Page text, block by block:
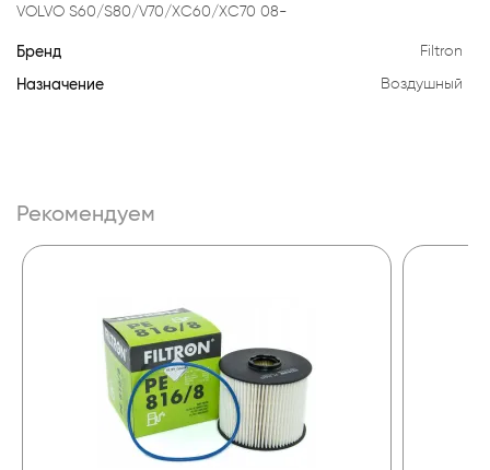
VOLVO S60/S80/V70/XC60/XC70 08-
Бренд Filtron
Назначение Воздушный
Рекомендуем